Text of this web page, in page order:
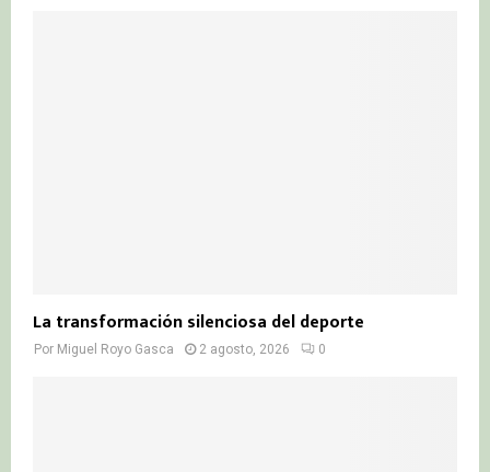
La transformación silenciosa del deporte
Por Miguel Royo Gasca 2 agosto, 2026 0